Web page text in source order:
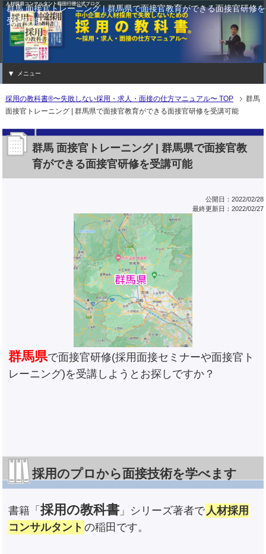
群馬 面接官トレーニング | 群馬県で面接官教育ができる面接官研修を
受講可能
メニュー
採用の教科書®〜失敗しない採用・求人・面接の仕方マニュアル〜 TOP
群馬
面接官トレーニング | 群馬県で面接官教育ができる面接官研修を受講可能
群馬 面接官トレーニング | 群馬県で面接官教
育ができる面接官研修を受講可能
公開日：2022/02/28
最終更新日：2022/02/27
群馬県で面接官研修(採用面接セミナーや面接官ト
レーニング)を受講しようとお探しですか？
採用のプロから面接技術を学べます
書籍「採用の教科書 」シリーズ著者で 人材採用
コンサルタント の稲田です。